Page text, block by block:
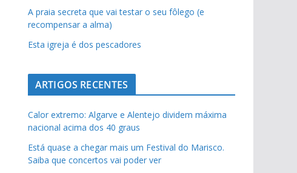
A praia secreta que vai testar o seu fôlego (e
recompensar a alma)
Esta igreja é dos pescadores
ARTIGOS RECENTES
Calor extremo: Algarve e Alentejo dividem máxima
nacional acima dos 40 graus
Está quase a chegar mais um Festival do Marisco.
Saiba que concertos vai poder ver